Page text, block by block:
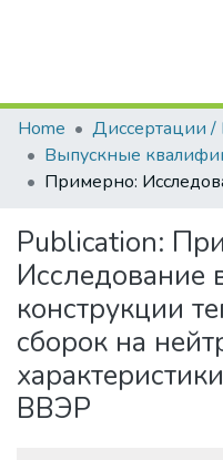
All
Home
Publication:
Исследование
конструкции
сборок на
ВВЭР